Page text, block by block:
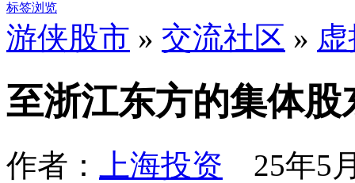
标签浏览
游侠股市 » 交流社区 »
至浙江东方的集体股
作者： 上海投资 25年5